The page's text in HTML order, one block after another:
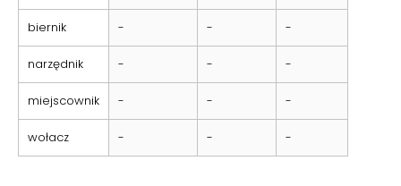
biernik - - -
narzędnik - - -
miejscownik - - -
wołacz - - -